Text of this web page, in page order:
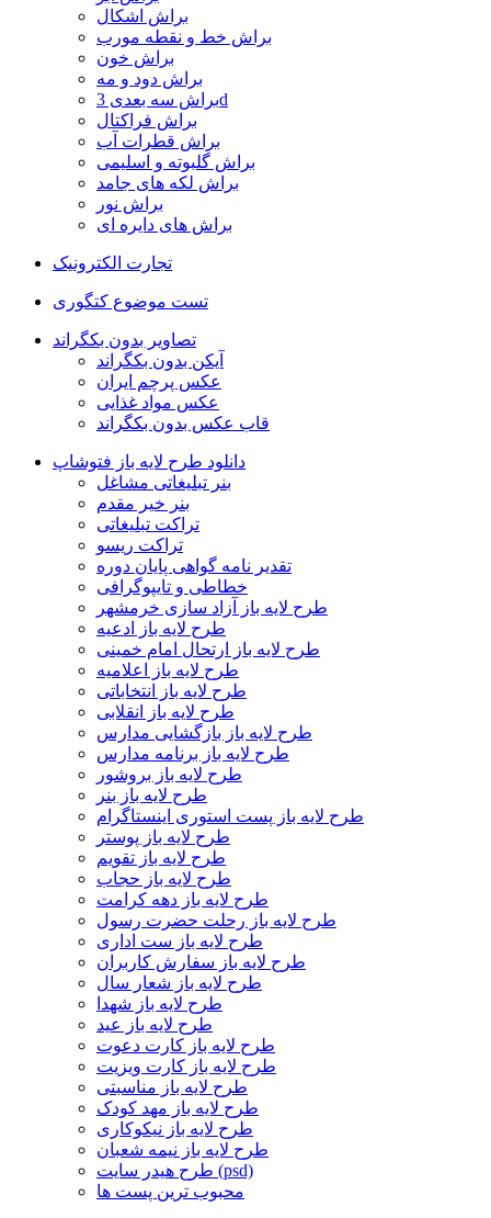
براش اشکال
براش خط و نقطه مورب
براش خون
براش دود و مه
براش سه بعدی 3d
براش فراکتال
براش قطرات آب
براش گلبوته و اسلیمی
براش لکه های جامد
براش نور
براش های دایره ای
تجارت الکترونیک
تست موضوع کتگوری
تصاویر بدون بکگراند
آیکن بدون بکگراند
عکس پرچم ایران
عکس مواد غذایی
قاب عکس بدون بکگراند
دانلود طرح لایه باز فتوشاپ
بنر تبلیغاتی مشاغل
بنر خیر مقدم
تراکت تبلیغاتی
تراکت ریسو
تقدیر نامه گواهی پایان دوره
خطاطی و تایپوگرافی
طرح لایه باز آزاد سازی خرمشهر
طرح لایه باز ادعیه
طرح لایه باز ارتحال امام خمینی
طرح لایه باز اعلامیه
طرح لایه باز انتخاباتی
طرح لایه باز انقلابی
طرح لایه باز بازگشایی مدارس
طرح لایه باز برنامه مدارس
طرح لایه باز بروشور
طرح لایه باز بنر
طرح لایه باز پست استوری اینستاگرام
طرح لایه باز پوستر
طرح لایه باز تقویم
طرح لایه باز حجاب
طرح لایه باز دهه کرامت
طرح لایه باز رحلت حضرت رسول
طرح لایه باز ست اداری
طرح لایه باز سفارش کاربران
طرح لایه باز شعار سال
طرح لایه باز شهدا
طرح لایه باز عید
طرح لایه باز کارت دعوت
طرح لایه باز کارت ویزیت
طرح لایه باز مناسبتی
طرح لایه باز مهد کودک
طرح لایه باز نیکوکاری
طرح لایه باز نیمه شعبان
طرح هیدر سایت (psd)
محبوب ترین پست ها